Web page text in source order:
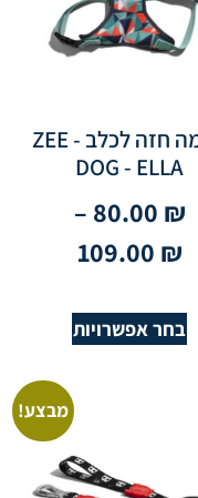
רתמה חזה לכלב - ZEE
DOG - ELLA
80.00 ₪
–
109.00 ₪
בחר אפשרויות
מבצע!